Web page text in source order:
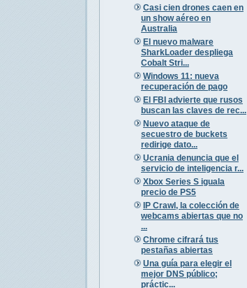
Casi cien drones caen en
un show aéreo en
Australia
El nuevo malware
SharkLoader despliega
Cobalt Stri...
Windows 11: nueva
recuperación de pago
El FBI advierte que rusos
buscan las claves de rec...
Nuevo ataque de
secuestro de buckets
redirige dato...
Ucrania denuncia que el
servicio de inteligencia r...
Xbox Series S iguala
precio de PS5
IP Crawl, la colección de
webcams abiertas que no
...
Chrome cifrará tus
pestañas abiertas
Una guía para elegir el
mejor DNS público;
práctic...